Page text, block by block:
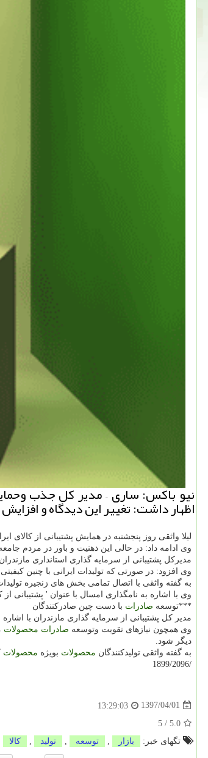
نیو باكس: ساری – مدیر كل جذب
اظهار داشت: تغییر این دیدگاه و
لیلا واثقی روز پنجشنبه در همایش پشتیبانی از
وی ادامه داد: در حالی این ذهنیت و باور در مردم
مدیركل پشتیبانی از سرمایه گذاری استانداری
وی افزود: در صورتی كه تولیدات ایرانی با چنین
به گفته واثقی با اتصال تمامی بخش های زنجیره
وی با اشاره به نامگذاری امسال با عنوان ' پشتیبانی
***توسعه صادرات با دست چین صادركنندگان
مدیر كل پشتیبانی از سرمایه گذاری مازندران با
وی همچون نیازهای تقویت وتوسعه صادرات محصولات
دیگر شود.
به گفته واثقی تولیدكنندگان محصولات بویژه محصولات
/1899/2096
1397/04/01
13:29:03
5.0
/
5
تگهای خبر:
بازار توسعه تولید كالا